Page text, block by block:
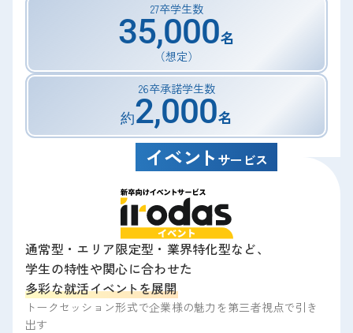
27卒学生数
35,000名
（想定）
26卒承諾学生数
約2,000名
通常型・エリア限定型・業界特化型など、
学生の特性や関心に合わせた
多彩な就活イベントを展開
トークセッション形式で企業様の魅力を第三者視点で引き
出す
イベントサービス